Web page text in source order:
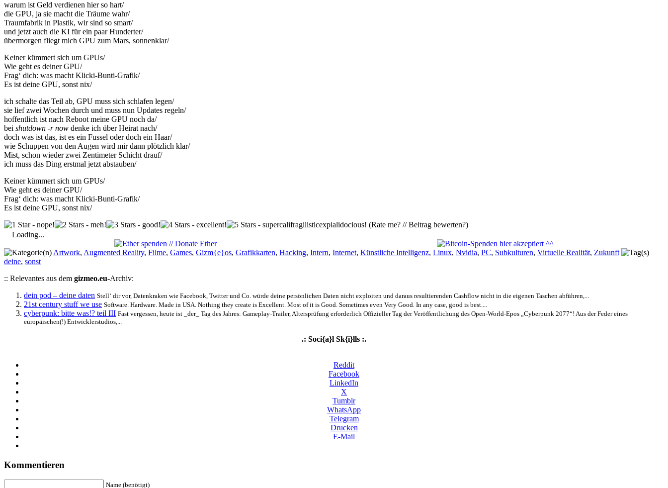
warum ist Geld verdienen hier so hart/
die GPU, ja sie macht die Träume wahr/
Traumfabrik in Plastik, wir sind so smart/
und jetzt auch die KI für ein paar Hunderter/
übermorgen fliegt mich GPU zum Mars, sonnenklar/
Keiner kümmert sich um GPUs/
Wie geht es deiner GPU/
Frag‘ dich: was macht Klicki-Bunti-Grafik/
Es ist deine GPU, sonst nix/
ich schalte das Teil ab, GPU muss sich schlafen legen/
sie lief zwei Wochen durch und muss nun Updates regeln/
hoffentlich ist nach Reboot meine GPU noch da/
bei shutdown -r now denke ich über Heirat nach/
doch was ist das, ist es ein Fussel oder doch ein Haar/
wie Schuppen von den Augen wird mir dann plötzlich klar/
Mist, schon wieder zwei Zentimeter Schicht drauf/
ich muss das Ding erstmal jetzt abstauben/
Keiner kümmert sich um GPUs/
Wie geht es deiner GPU/
Frag‘ dich: was macht Klicki-Bunti-Grafik/
Es ist deine GPU, sonst nix/
(Rate me? // Beitrag bewerten?)
Loading...
Artwork, Augmented Reality, Filme, Games, Gizm{e}os, Grafikkarten, Hacking, Intern, Internet, Künstliche Intelligenz, Linux, Nvidia, PC, Subkulturen, Virtuelle Realität, Zukunft
deine, sonst
:: Relevantes aus dem gizmeo.eu-Archiv:
dein pod – deine daten Stell‘ dir vor, Datenkraken wie Facebook, Twitter und Co. würde deine persönlichen Daten nicht exploiten und daraus resultierenden Cashflow nicht in die eigenen Taschen abführen,...
21st century stuff we use Software. Hardware. Made in USA. Nothing they create is Excellent. Most of it is Good. Sometimes even Very Good. In any case, good is best....
cyberpunk: bitte was!? teil III Fast vergessen, heute ist _der_ Tag des Jahres: Gameplay-Trailer, Altersprüfung erforderlich Offizieller Tag der Veröffentlichung des Open-World-Epos „Cyberpunk 2077“! Aus der Feder eines
europäischen(!) Entwicklerstudios,...
.: Soci{a}l Sk{i}lls :.
Reddit
Facebook
LinkedIn
X
Tumblr
WhatsApp
Telegram
Drucken
E-Mail
Kommentieren
Name (benötigt)